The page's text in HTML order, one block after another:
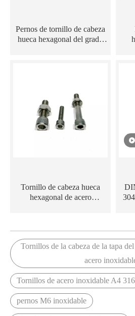
Pernos de tornillo de cabeza
hueca hexagonal del grado
Tornillo de cabeza hueca
hexagonal de acero
Tornillos de la cabeza de la tapa
acero
Tornillos de acero inoxidable A4 316
pernos M6 inoxidable